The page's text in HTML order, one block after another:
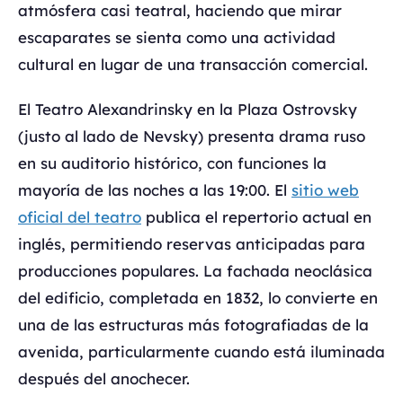
atmósfera casi teatral, haciendo que mirar
escaparates se sienta como una actividad
cultural en lugar de una transacción comercial.
El Teatro Alexandrinsky en la Plaza Ostrovsky
(justo al lado de Nevsky) presenta drama ruso
en su auditorio histórico, con funciones la
mayoría de las noches a las 19:00. El sitio web
oficial del teatro publica el repertorio actual en
inglés, permitiendo reservas anticipadas para
producciones populares. La fachada neoclásica
del edificio, completada en 1832, lo convierte en
una de las estructuras más fotografiadas de la
avenida, particularmente cuando está iluminada
después del anochecer.